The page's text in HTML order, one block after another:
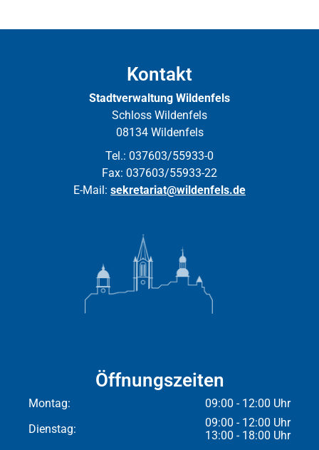
Kontakt
Stadtverwaltung Wildenfels
Schloss Wildenfels
08134 Wildenfels
Tel.: 037603/55933-0
Fax: 037603/55933-22
E-Mail: sekretariat@wildenfels.de
Öffnungszeiten
Montag:
09:00 - 12:00 Uhr
Dienstag:
09:00 - 12:00 Uhr
13:00 - 18:00 Uhr